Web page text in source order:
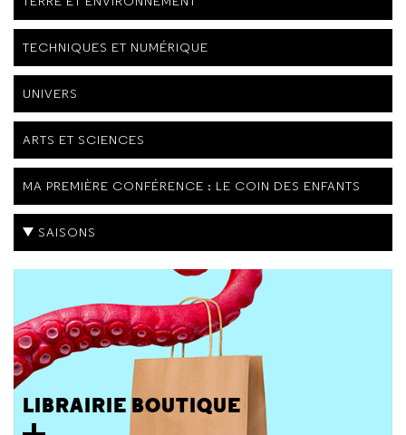
TECHNIQUES ET NUMÉRIQUE
UNIVERS
ARTS ET SCIENCES
MA PREMIÈRE CONFÉRENCE : LE COIN DES ENFANTS
SAISONS
LIBRAIRIE BOUTIQUE